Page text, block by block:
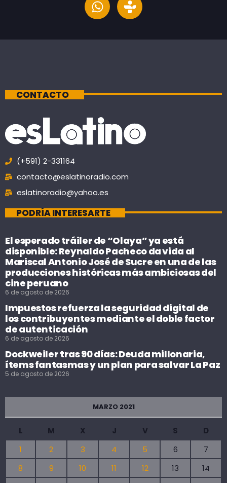
CONTACTO
(+591) 2-331164
contacto@eslatinoradio.com
eslatinoradio@yahoo.es
PODRÍA INTERESARTE
El esperado tráiler de “Olaya” ya está
disponible: Reynaldo Pacheco da vida al
Mariscal Antonio José de Sucre en una de las
producciones históricas más ambiciosas del
cine peruano
6 de agosto de 2026
Impuestos refuerza la seguridad digital de
los contribuyentes mediante el doble factor
de autenticación
6 de agosto de 2026
Dockweiler tras 90 días: Deuda millonaria,
ítems fantasmas y un plan para salvar La Paz
5 de agosto de 2026
MARZO 2021
L M X J V S
D
1
2 3 4 5 6
7
8
9 10 11 12 13
14